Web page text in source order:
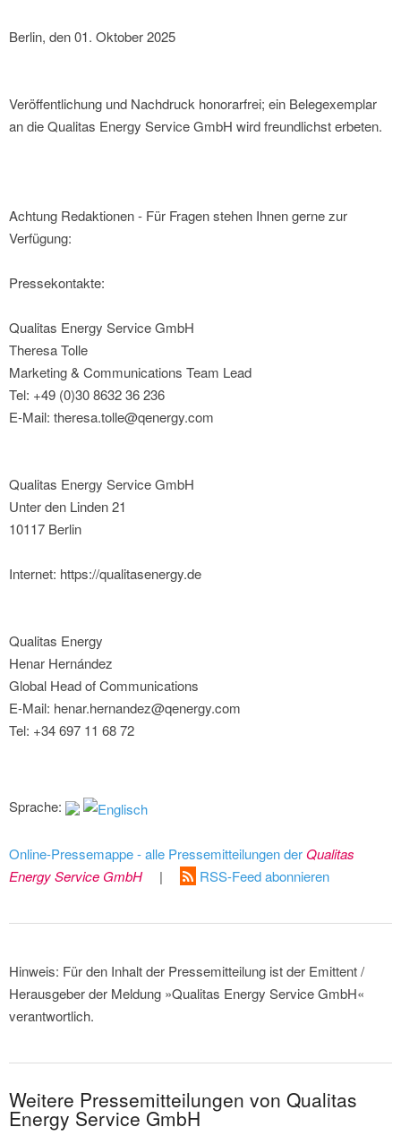
Berlin, den 01. Oktober 2025
Veröffentlichung und Nachdruck honorarfrei; ein Belegexemplar
an die Qualitas Energy Service GmbH wird freundlichst erbeten.
Achtung Redaktionen - Für Fragen stehen Ihnen gerne zur
Verfügung:
Pressekontakte:
Qualitas Energy Service GmbH
Theresa Tolle
Marketing & Communications Team Lead
Tel: +49 (0)30 8632 36 236
E-Mail: theresa.tolle@qenergy.com
Qualitas Energy Service GmbH
Unter den Linden 21
10117 Berlin
Internet: https://qualitasenergy.de
Qualitas Energy
Henar Hernández
Global Head of Communications
E-Mail: henar.hernandez@qenergy.com
Tel: +34 697 11 68 72
Sprache:
Online-Pressemappe - alle Pressemitteilungen derQualitas
Energy Service GmbH
| RSS-Feed abonnieren
Hinweis: Für den Inhalt der Pressemitteilung ist der Emittent /
Herausgeber der Meldung »Qualitas Energy Service GmbH«
verantwortlich.
Weitere Pressemitteilungen von Qualitas
Energy Service GmbH